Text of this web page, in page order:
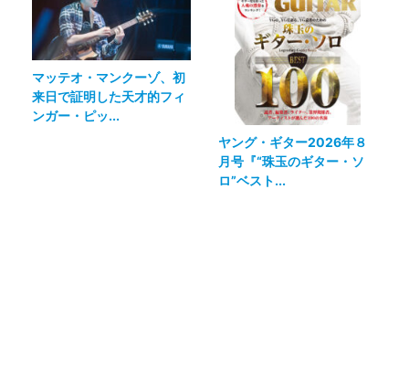
マッテオ・マンクーゾ、初
来日で証明した天才的フィ
ンガー・ピッ...
ヤング・ギター2026年８
月号『“珠玉のギター・ソ
ロ”ベスト...